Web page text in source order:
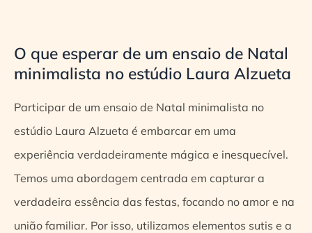
O que esperar de um ensaio de Natal
minimalista no estúdio Laura Alzueta
Participar de um ensaio de Natal minimalista no
estúdio Laura Alzueta é embarcar em uma
experiência verdadeiramente mágica e inesquecível.
Temos uma abordagem centrada em capturar a
verdadeira essência das festas, focando no amor e na
união familiar. Por isso, utilizamos elementos sutis e a